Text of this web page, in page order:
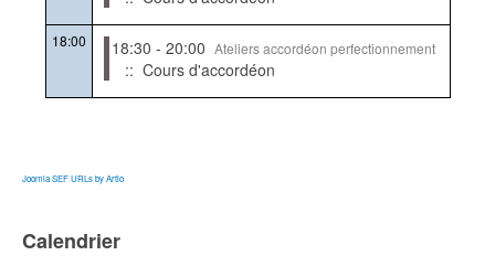
18:00 18:30 - 20:00 Ateliers accordéon perfectionnement
:: Cours d'accordéon
Joomla SEF URLs by Artio
Calendrier